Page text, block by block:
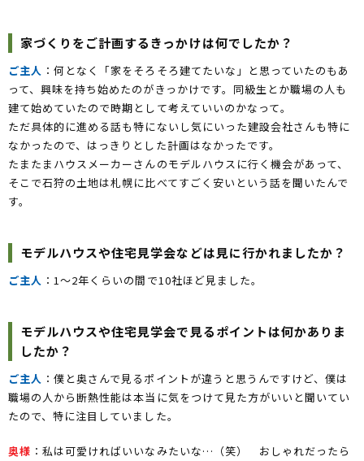
家づくりをご計画するきっかけは何でしたか？
ご主人 ：何となく「家をそろそろ建てたいな」と思っていたのもあ
って、興味を持ち始めたのがきっかけです。同級生とか職場の人も
建て始めていたので時期として考えていいのかなって。
ただ具体的に進める話も特にないし気にいった建設会社さんも特に
なかったので、はっきりとした計画はなかったです。
たまたまハウスメーカーさんのモデルハウスに行く機会があって、
そこで石狩の土地は札幌に比べてすごく安いという話を聞いたんで
す。
モデルハウスや住宅見学会などは見に行かれましたか？
ご主人 ：1～2年くらいの間で10社ほど見ました。
モデルハウスや住宅見学会で見るポイントは何かありま
したか？
ご主人 ：僕と奥さんで見るポイントが違うと思うんですけど、僕は
職場の人から断熱性能は本当に気をつけて見た方がいいと聞いてい
たので、特に注目していました。
奥様 ：私は可愛ければいいなみたいな…（笑） おしゃれだったら